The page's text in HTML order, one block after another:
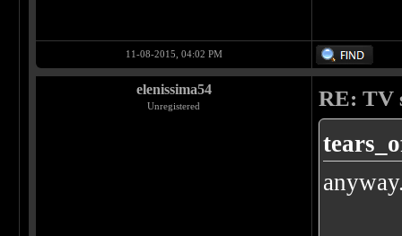
11-08-2015, 04:02 PM
elenissima54
Unregistered RE: TV